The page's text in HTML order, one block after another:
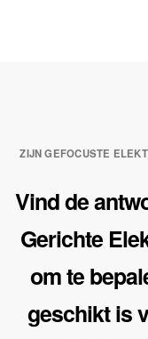
ZIJN GEFOCUSTE
Vind de
Gerichte
om te
geschikt is